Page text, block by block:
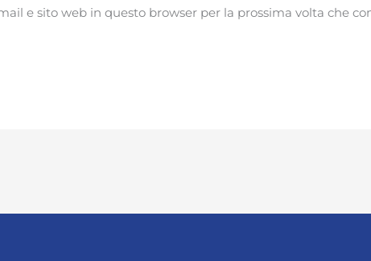
e sito web in questo browser per la prossima volta che